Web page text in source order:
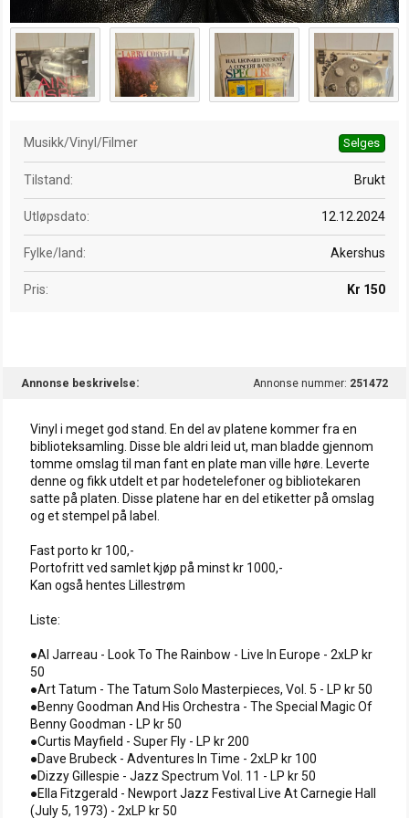
Musikk/Vinyl/Filmer Selges
Tilstand Brukt
Utløpsdato 12.12.2024
Fylke/land Akershus
Pris Kr 150
Annonse beskrivelse Annonse nummer: 251472
Vinyl i meget god stand. En del av platene kommer fra en
biblioteksamling. Disse ble aldri leid ut, man bladde gjennom
tomme omslag til man fant en plate man ville høre. Leverte
denne og fikk utdelt et par hodetelefoner og bibliotekaren
satte på platen. Disse platene har en del etiketter på omslag
og et stempel på label.
Fast porto kr 100,-
Portofritt ved samlet kjøp på minst kr 1000,-
Kan også hentes Lillestrøm
Liste:
●Al Jarreau - Look To The Rainbow - Live In Europe - 2xLP kr
50
●Art Tatum - The Tatum Solo Masterpieces, Vol. 5 - LP kr 50
●Benny Goodman And His Orchestra - The Special Magic Of
Benny Goodman - LP kr 50
●Curtis Mayfield - Super Fly - LP kr 200
●Dave Brubeck - Adventures In Time - 2xLP kr 100
●Dizzy Gillespie - Jazz Spectrum Vol. 11 - LP kr 50
●Ella Fitzgerald - Newport Jazz Festival Live At Carnegie Hall
(July 5, 1973) - 2xLP kr 50